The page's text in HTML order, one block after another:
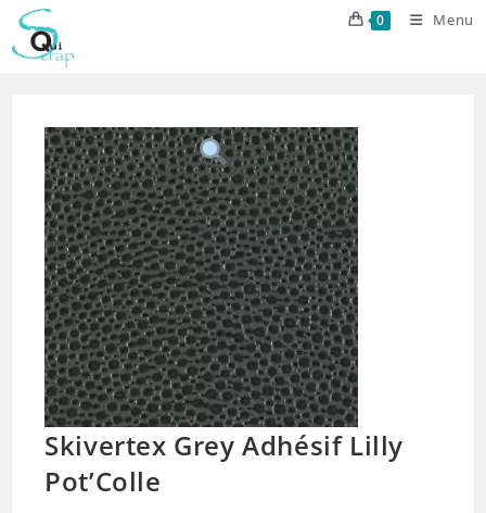
Skip
content
0 Menu
Skivertex Grey Adhésif Lilly
Pot’Colle